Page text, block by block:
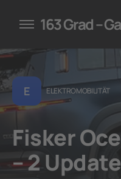
für
163 Grad –
E ELEKTROMOBILITÄT
Fisker
– 2